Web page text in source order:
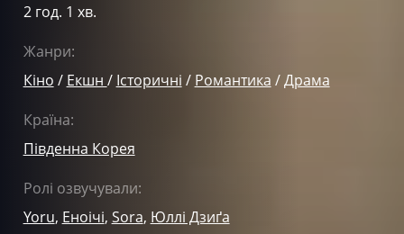
2 год. 1 хв.
Жанри:
Кіно / Екшн / Історичні / Романтика /Драма
Країна:
Південна Корея
Ролі озвучували:
Yoru, Еноічі, Sora, Юллі Дзиґа